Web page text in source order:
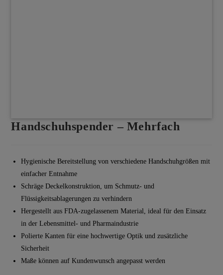
Handschuhspender – Mehrfach
Hygienische Bereitstellung von verschiedene Handschuhgrößen mit
einfacher Entnahme
Schräge Deckelkonstruktion, um Schmutz- und
Flüssigkeitsablagerungen zu verhindern
Hergestellt aus FDA-zugelassenem Material, ideal für den Einsatz
in der Lebensmittel- und Pharmaindustrie
Polierte Kanten für eine hochwertige Optik und zusätzliche
Sicherheit
Maße können auf Kundenwunsch angepasst werden